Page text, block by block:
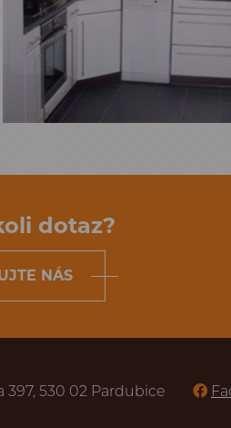
dotaz?
NÁS
397, 530 02 Pardubice